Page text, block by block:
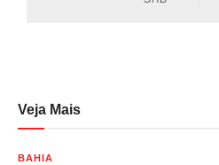
Veja Mais
BAHIA